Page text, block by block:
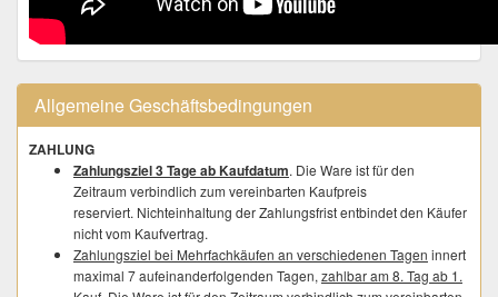
Allgemeine Geschäftsbedingungen
ZAHLUNG
Zahlungsziel 3 Tage ab Kaufdatum. Die Ware ist für den
Zeitraum verbindlich zum vereinbarten Kaufpreis
reserviert. Nichteinhaltung der Zahlungsfrist entbindet den Käufer
nicht vom Kaufvertrag.
Zahlungsziel bei Mehrfachkäufen an verschiedenen Tagen innert
maximal 7 aufeinanderfolgenden Tagen, zahlbar am 8. Tag ab 1.